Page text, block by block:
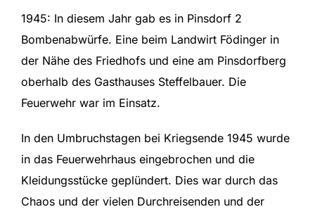
1945: In diesem Jahr gab es in Pinsdorf 2
Bombenabwürfe. Eine beim Landwirt Födinger in
der Nähe des Friedhofs und eine am Pinsdorfberg
oberhalb des Gasthauses Steffelbauer. Die
Feuerwehr war im Einsatz.
In den Umbruchstagen bei Kriegsende 1945 wurde
in das Feuerwehrhaus eingebrochen und die
Kleidungsstücke geplündert. Dies war durch das
Chaos und der vielen Durchreisenden und der